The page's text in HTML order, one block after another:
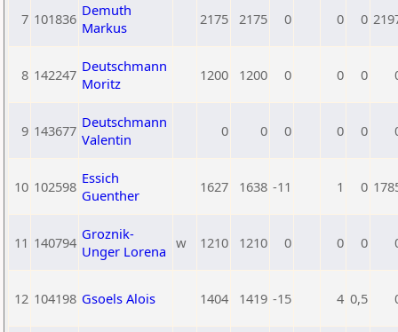
7 101836 Demuth
Markus
2175 2175 0 0 0
8 142247 Deutschmann
Moritz
1200 1200 0 0 0
9 143677 Deutschmann
Valentin
0 0 0 0 0
10 102598 Essich
Guenther
1627 1638 -11 1 0
11 140794 Groznik-
Unger Lorena w 1210 1210 0 0 0
12 104198 Gsoels Alois 1404 1419 -15 4 0,5